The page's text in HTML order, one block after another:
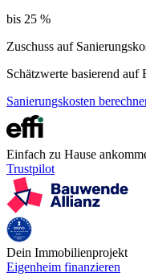
bis 25 %
Zuschuss auf
Schätzwerte basierend
Sanierungskosten
Einfach zu Hause
Trustpilot
Dein Immobilienprojekt
Eigenheim finanzieren